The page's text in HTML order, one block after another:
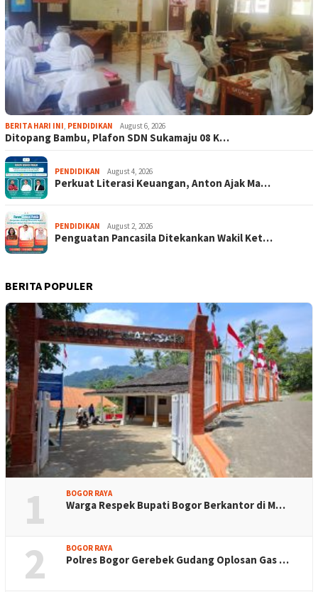
BERITA HARI INI, PENDIDIKAN August 6, 2026
Ditopang Bambu, Plafon SDN Sukamaju 08 K…
PENDIDIKAN August 4, 2026
Perkuat Literasi Keuangan, Anton Ajak Ma…
PENDIDIKAN August 2, 2026
Penguatan Pancasila Ditekankan Wakil Ket…
BERITA POPULER
1 BOGOR RAYA
Warga Respek Bupati Bogor Berkantor di M…
2 BOGOR RAYA
Polres Bogor Gerebek Gudang Oplosan Gas …